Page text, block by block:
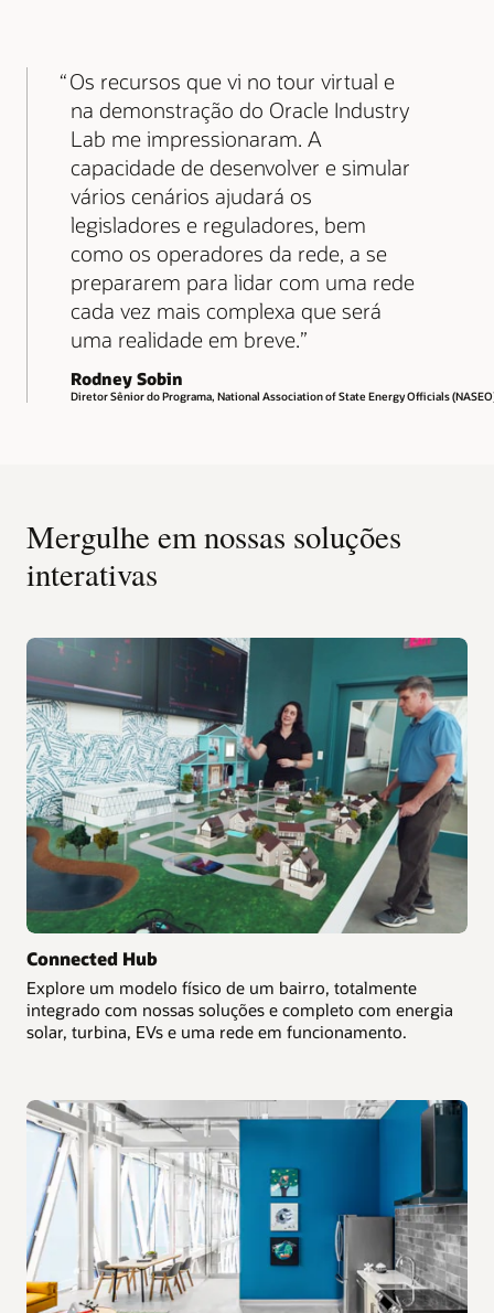
Os recursos que vi no tour virtual e
na demonstração do Oracle Industry
Lab me impressionaram. A
capacidade de desenvolver e simular
vários cenários ajudará os
legisladores e reguladores, bem
como os operadores da rede, a se
prepararem para lidar com uma rede
cada vez mais complexa que será
uma realidade em breve.
Rodney Sobin
Diretor Sênior do Programa, National Association of State Energy Officials
Mergulhe em nossas soluções
interativas
Connected Hub
Explore um modelo físico de um bairro, totalmente
integrado com nossas soluções e completo com energia
solar, turbina, EVs e uma rede em funcionamento.